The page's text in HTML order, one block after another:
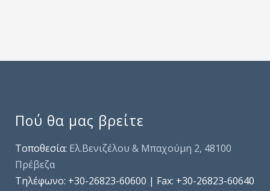
Πού θα μας βρείτε
Τοποθεσία: Ελ.Βενιζέλου & Μπαχούμη 2, 48100
Πρέβεζα
Τηλέφωνo: +30-26823-60600 | Fax: +30-26823-60640